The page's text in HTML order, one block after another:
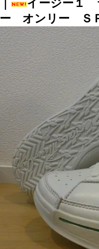
イージー１
ー オンリー Ｓ